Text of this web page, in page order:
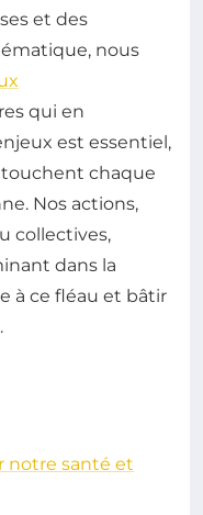
et des
nous
qui en
est essentiel,
chaque
Nos actions,
collectives,
dans la
à ce fléau et bâtir
notre santé et